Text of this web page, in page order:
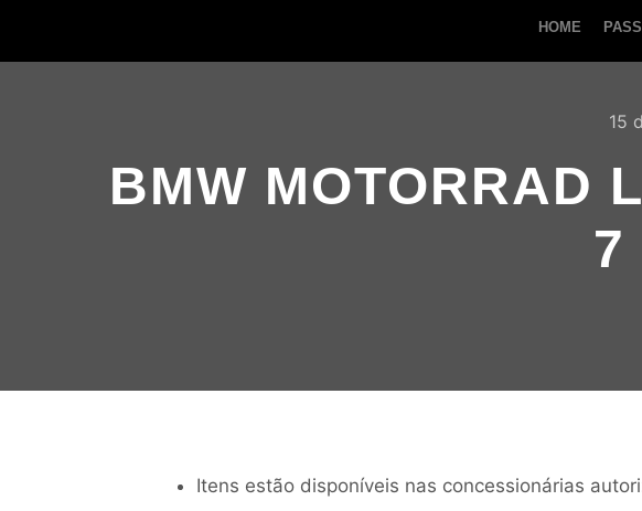
HOME
15
BMW MOTORRAD
7
Itens estão disponíveis nas concessionárias